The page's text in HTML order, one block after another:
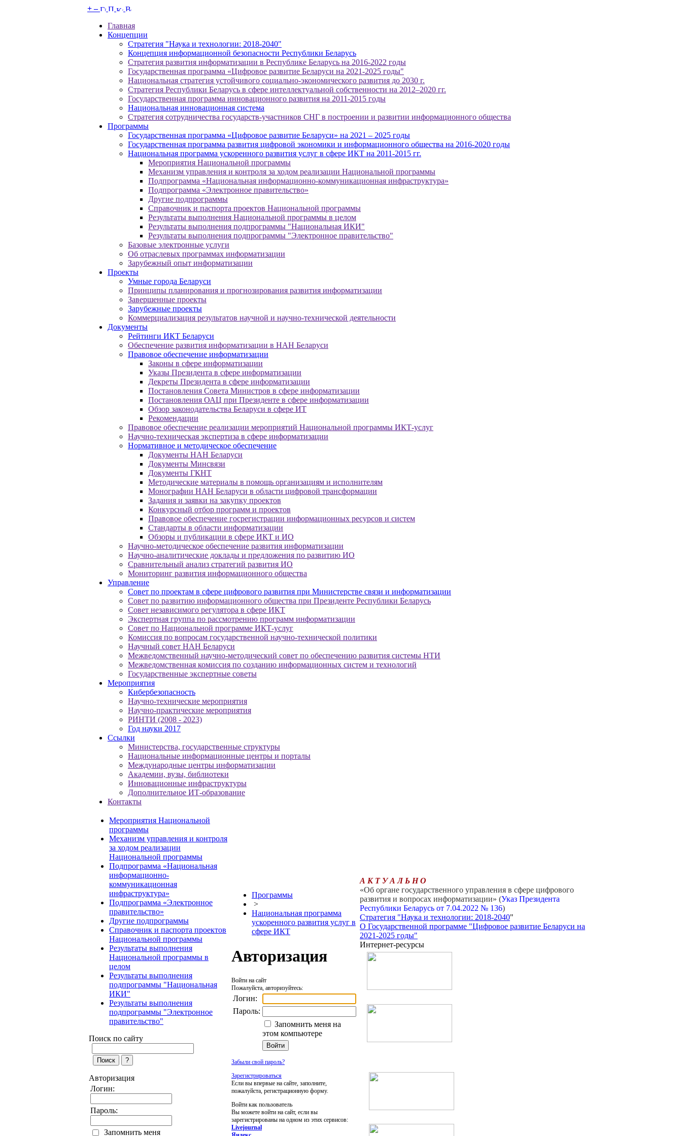
+ –
Главная
Концепции
Стратегия "Наука и технологии: 2018-2040"
Концепция информационной безопасности Республики Беларусь
Стратегия развития информатизации в Республике Беларусь на 2016-2022 годы
Государственная программа «Цифровое развитие Беларуси на 2021-2025 годы"
Национальная стратегия устойчивого социально-экономического развития до 2030 г.
Стратегия Республики Беларусь в сфере интеллектуальной собственности на 2012–2020 гг.
Государственная программа инновационного развития на 2011-2015 годы
Национальная инновационная система
Стратегия сотрудничества государств-участников СНГ в построении и развитии информационного общества
Программы
Государственная программа «Цифровое развитие Беларуси» на 2021 – 2025 годы
Государственная программа развития цифровой экономики и информационного общества на 2016-2020 годы
Национальная программа ускоренного развития услуг в сфере ИКТ на 2011-2015 гг.
Мероприятия Национальной программы
Механизм управления и контроля за ходом реализации Национальной программы
Подпрограмма «Национальная информационно-коммуникационная инфраструктура»
Подпрограмма «Электронное правительство»
Другие подпрограммы
Справочник и паспорта проектов Национальной программы
Результаты выполнения Национальной программы в целом
Результаты выполнения подпрограммы "Национальная ИКИ"
Результаты выполнения подпрограммы "Электронное правительство"
Базовые электронные услуги
Об отраслевых программах информатизации
Зарубежный опыт информатизации
Проекты
Умные города Беларуси
Принципы планирования и прогнозирования развития информатизации
Завершенные проекты
Зарубежные проекты
Коммерциализация результатов научной и научно-технической деятельности
Документы
Рейтинги ИКТ Беларуси
Обеспечение развития информатизации в НАН Беларуси
Правовое обеспечение информатизации
Законы в сфере информатизации
Указы Президента в сфере информатизации
Декреты Президента в сфере информатизации
Постановления Совета Министров в сфере информатизации
Постановления ОАЦ при Президенте в сфере информатизации
Обзор законодательства Беларуси в сфере ИТ
Рекомендации
Правовое обеспечение реализации мероприятий Национальной программы ИКТ-услуг
Научно-техническая экспертиза в сфере информатизации
Нормативное и методическое обеспечение
Документы НАН Беларуси
Документы Минсвязи
Документы ГКНТ
Методические материалы в помощь организациям и исполнителям
Монографии НАН Беларуси в области цифровой трансформации
Задания и заявки на закупку проектов
Конкурсный отбор программ и проектов
Правовое обеспечение госрегистрации информационных ресурсов и систем
Стандарты в области информатизации
Обзоры и публикации в сфере ИКТ и ИО
Научно-методическое обеспечение развития информатизации
Научно-аналитические доклады и предложения по развитию ИО
Сравнительный анализ стратегий развития ИО
Мониторинг развития информационного общества
Управление
Совет по проектам в сфере цифрового развития при Министерстве связи и информатизации
Совет по развитию информационного общества при Президенте Республики Беларусь
Совет независимого регулятора в сфере ИКТ
Экспертная группа по рассмотрению программ информатизации
Совет по Национальной программе ИКТ-услуг
Комиссия по вопросам государственной научно-технической политики
Научный совет НАН Беларуси
Межведомственный научно-методический совет по обеспечению развития системы НТИ
Межведомственная комиссия по созданию информационных систем и технологий
Государственные экспертные советы
Мероприятия
Кибербезопасность
Научно-технические мероприятия
Научно-практические мероприятия
РИНТИ (2008 - 2023)
Год науки 2017
Ссылки
Министерства, государственные структуры
Национальные информационные центры и порталы
Международные центры информатизации
Академии, вузы, библиотеки
Инновационные инфраструктуры
Дополнительное ИТ-образование
Контакты
Мероприятия Национальной
программы
Механизм управления и контроля
за ходом реализации
Национальной программы
Подпрограмма «Национальная
информационно-
коммуникационная
инфраструктура»
Подпрограмма «Электронное
правительство»
Другие подпрограммы
Справочник и паспорта проектов
Национальной программы
Результаты выполнения
Национальной программы в
целом
Результаты выполнения
подпрограммы "Национальная
ИКИ"
Результаты выполнения
подпрограммы "Электронное
правительство"
Поиск по сайту
Авторизация
Логин:
Пароль:
Запомнить меня
Программы
>
Национальная программа
ускоренного развития услуг в
сфере ИКТ
Авторизация
Войти на сайт
Пожалуйста, авторизуйтесь:
Логин:
Пароль:
Запомнить меня на
этом компьютере
Забыли свой пароль?
Зарегистрироваться
Если вы впервые на сайте, заполните,
пожалуйста, регистрационную форму.
Войти как пользователь
Вы можете войти на сайт, если вы
зарегистрированы на одном из этих сервисов:
Livejournal
А К Т У А Л Ь Н О
«Об органе государственного управления в сфере цифрового
развития и вопросах информатизации» (Указ Президента
Республики Беларусь от 7.04.2022 № 136)
Стратегия "Наука и технологии: 2018-2040"
О Государственной программе "Цифровое развитие Беларуси на
2021-2025 годы"
Интернет-ресурсы